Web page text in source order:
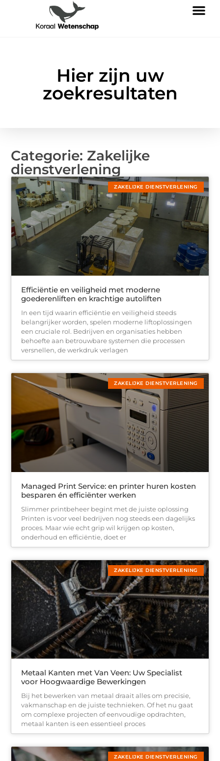
Hier zijn uw
zoekresultaten
Categorie: Zakelijke
dienstverlening
ZAKELIJKE DIENSTVERLENING
Efficiëntie en veiligheid met moderne
goederenliften en krachtige autoliften
In een tijd waarin efficiëntie en veiligheid steeds
belangrijker worden, spelen moderne liftoplossingen
een cruciale rol. Bedrijven en organisaties hebben
behoefte aan betrouwbare systemen die processen
versnellen, de werkdruk verlagen
ZAKELIJKE DIENSTVERLENING
Managed Print Service: en printer huren kosten
besparen én efficiënter werken
Slimmer printbeheer begint met de juiste oplossing
Printen is voor veel bedrijven nog steeds een dagelijks
proces. Maar wie echt grip wil krijgen op kosten,
onderhoud en efficiëntie, doet er
ZAKELIJKE DIENSTVERLENING
Metaal Kanten met Van Veen: Uw Specialist
voor Hoogwaardige Bewerkingen
Bij het bewerken van metaal draait alles om precisie,
vakmanschap en de juiste technieken. Of het nu gaat
om complexe projecten of eenvoudige opdrachten,
metaal kanten is een essentieel proces
ZAKELIJKE DIENSTVERLENING